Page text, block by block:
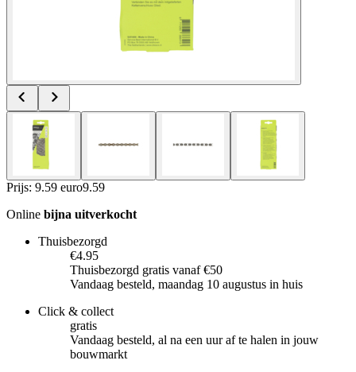
Prijs: 9.59 euro9.59
Online bijna uitverkocht
Thuisbezorgd
€4.95
Thuisbezorgd gratis vanaf €50
Vandaag besteld, maandag 10 augustus in huis
Click & collect
gratis
Vandaag besteld, al na een uur af te halen in jouw
bouwmarkt